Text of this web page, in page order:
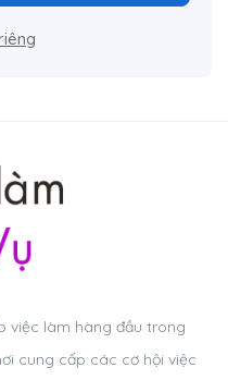
việc làm hàng đầu trong
cung cấp các cơ hội việc